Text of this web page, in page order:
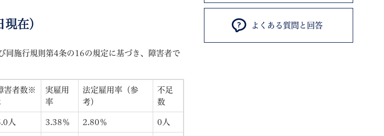
高齢者・介護 ご不幸
標準 拡大 ページを一時保存する サイトマップ
在）
同施行規則第4条の16の規定に基づき、障害者で
害者数※
実雇用
率
法定雇用率（参
考）
不足
数
人 3.38％ 2.80％ 0人
よくある質問と回答